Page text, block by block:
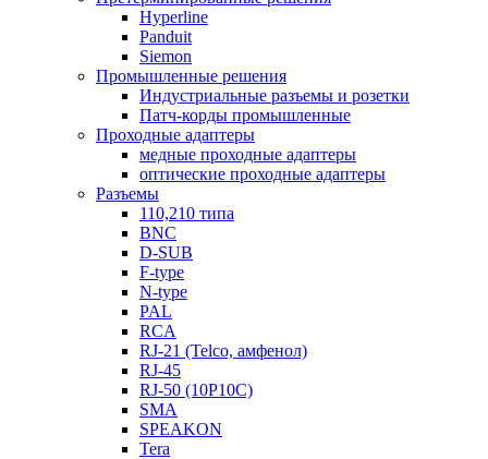
Hyperline
Panduit
Siemon
Промышленные решения
Индустриальные разъемы и розетки
Патч-корды промышленные
Проходные адаптеры
медные проходные адаптеры
оптические проходные адаптеры
Разъемы
110,210 типа
BNC
D-SUB
F-type
N-type
PAL
RCA
RJ-21 (Telco, амфенол)
RJ-45
RJ-50 (10P10C)
SMA
SPEAKON
Tera